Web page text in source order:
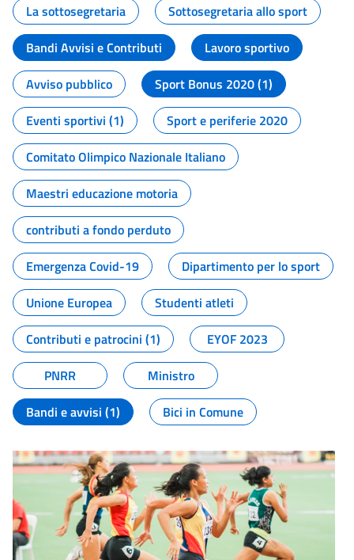
La sottosegretaria
Sottosegretaria allo sport
Bandi Avvisi e Contributi
Lavoro sportivo
Avviso pubblico
Sport Bonus 2020 (1)
Eventi sportivi (1)
Sport e periferie 2020
Comitato Olimpico Nazionale Italiano
Maestri educazione motoria
contributi a fondo perduto
Emergenza Covid-19
Dipartimento per lo sport
Unione Europea
Studenti atleti
Contributi e patrocini (1)
EYOF 2023
PNRR
Ministro
Bandi e avvisi (1)
Bici in Comune